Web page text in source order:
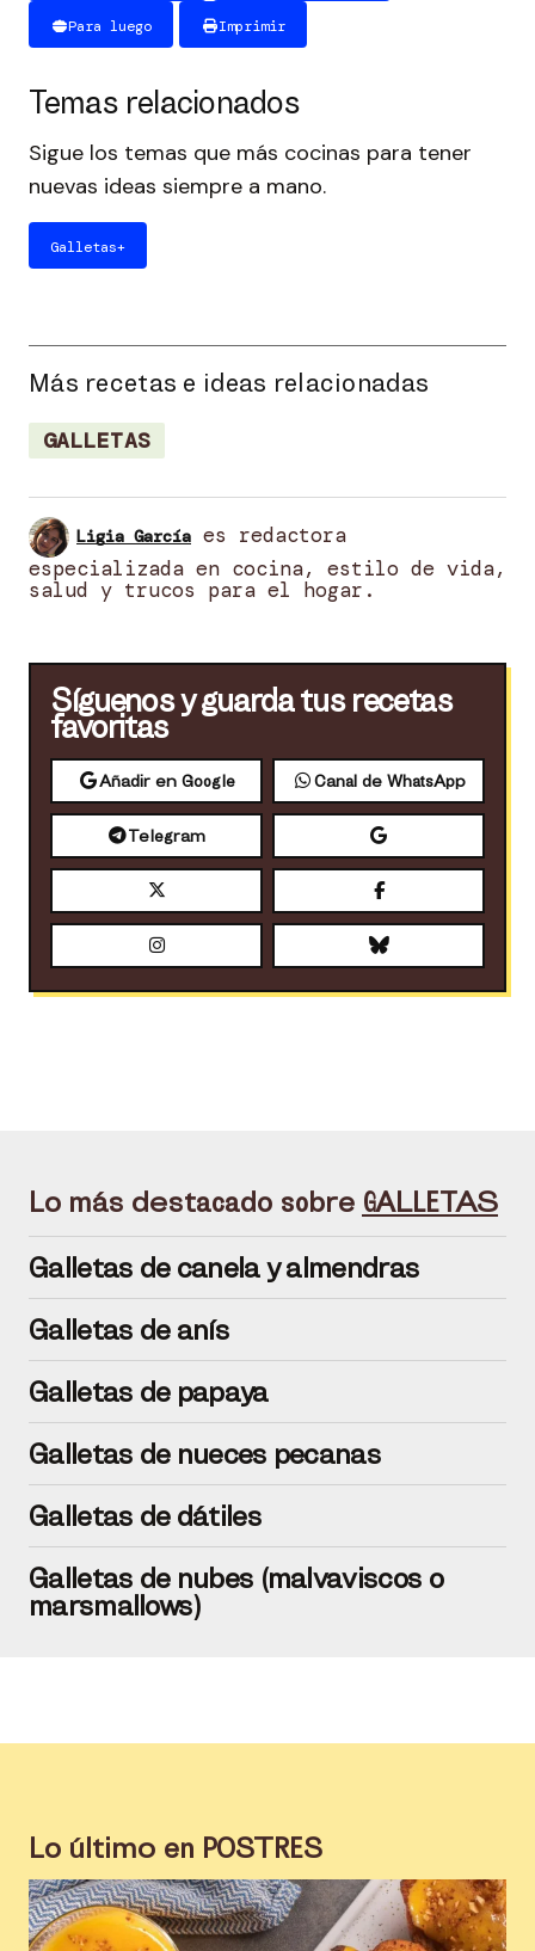
Para luego Imprimir
Temas relacionados
Sigue los temas que más cocinas para tener
nuevas ideas siempre a mano.
Galletas+
Más recetas e ideas relacionadas
GALLETAS
Ligia García es redactora
especializada en cocina, estilo de vida,
salud y trucos para el hogar.
Síguenos y guarda tus recetas
favoritas
Añadir en Google Canal de WhatsApp
Telegram
Lo más destacado sobre GALLETAS
Galletas de canela y almendras
Galletas de anís
Galletas de papaya
Galletas de nueces pecanas
Galletas de dátiles
Galletas de nubes (malvaviscos o
marsmallows)
Lo último en POSTRES